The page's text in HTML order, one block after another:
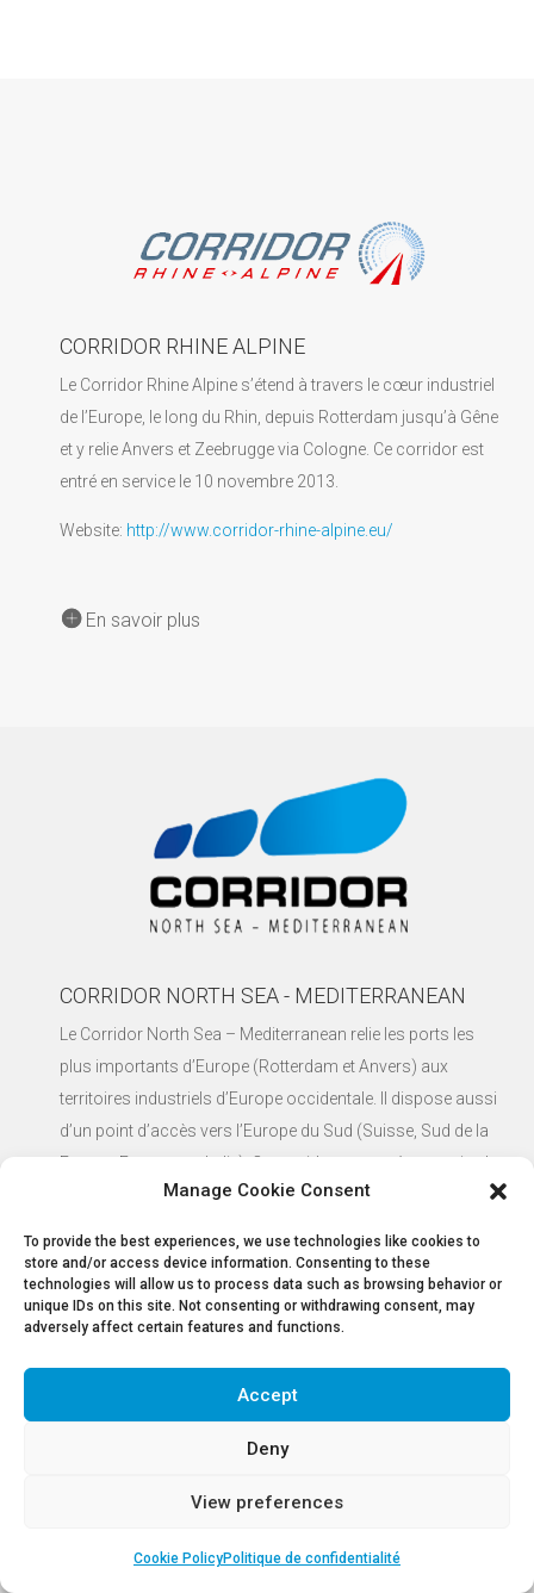
Manage Cookie Consent
To provide the best experiences, we use technologies like cookies to
store and/or access device information. Consenting to these
technologies will allow us to process data such as browsing behavior or
unique IDs on this site. Not consenting or withdrawing consent, may
adversely affect certain features and functions.
Accept
Deny
View preferences
Cookie PolicyPolitique de confidentialité
CORRIDOR RHINE ALPINE
Le Corridor Rhine Alpine s’étend à travers le cœur industriel
de l’Europe, le long du Rhin, depuis Rotterdam jusqu’à Gêne
et y relie Anvers et Zeebrugge via Cologne. Ce corridor est
entré en service le 10 novembre 2013.
Website: http://www.corridor-rhine-alpine.eu/
En savoir plus
CORRIDOR NORTH SEA - MEDITERRANEAN
Le Corridor North Sea – Mediterranean relie les ports les
plus importants d’Europe (Rotterdam et Anvers) aux
territoires industriels d’Europe occidentale. Il dispose aussi
d’un point d’accès vers l’Europe du Sud (Suisse, Sud de la
France, Espagne et Italie). Ce corridor est entré en service le
10 novembre 2013.
Website:http://www.rfc-northsea-med.eu/
En savoir plus